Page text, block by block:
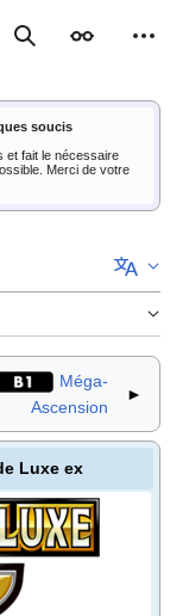
RechercherApparence
soucis
et fait le nécessaire
Merci de votre
Méga-
Ascension
►
Luxe ex